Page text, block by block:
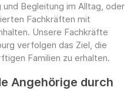
und Begleitung im Alltag, oder
Fachkräften mit
Unsere Fachkräfte
verfolgen das Ziel, die
Familien zu erhalten.
Angehörige durch